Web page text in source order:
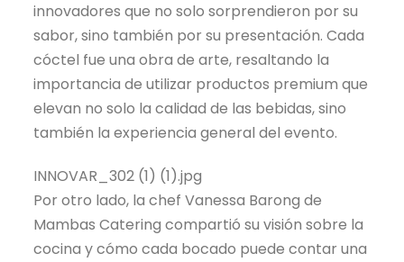
innovadores que no solo sorprendieron por su
sabor, sino también por su presentación. Cada
cóctel fue una obra de arte, resaltando la
importancia de utilizar productos premium que
elevan no solo la calidad de las bebidas, sino
también la experiencia general del evento.
INNOVAR_302 (1) (1).jpg
Por otro lado, la chef Vanessa Barong de
Mambas Catering compartió su visión sobre la
cocina y cómo cada bocado puede contar una